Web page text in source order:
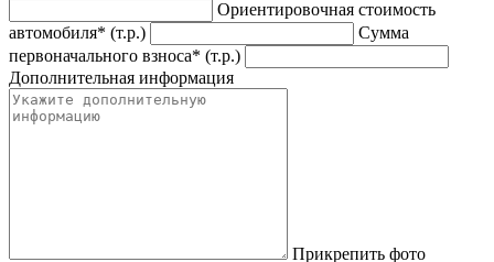
Ориентировочная стоимость
автомобиля* (т.р.)
Сумма
первоначального взноса* (т.р.)
Дополнительная информация
Прикрепить фото